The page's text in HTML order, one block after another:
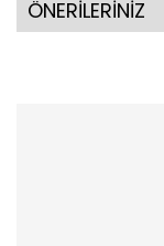
ÖNERİLERİNİZ